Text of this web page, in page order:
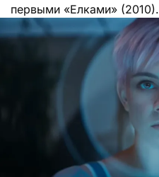
первыми «Елками» (2010).